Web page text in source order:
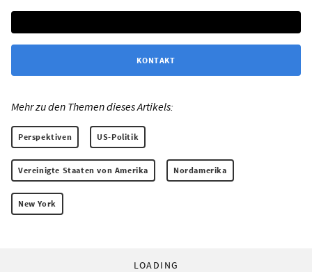
KONTAKT
Mehr zu den Themen dieses Artikels:
Perspektiven US-Politik
Vereinigte Staaten von Amerika Nordamerika
New York
LOADING